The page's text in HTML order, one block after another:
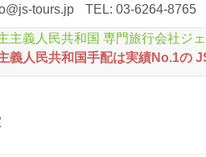
tours.jp TEL: 03-6264-8765
義人民共和国手配は実績No.1の